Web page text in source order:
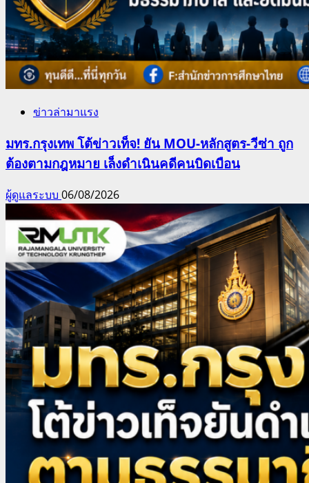
ข่าวล่ามาแรง
มทร.กรุงเทพ โต้ข่าวเท็จ! ยัน MOU-หลักสูตร-วีซ่า ถูก
ต้องตามกฎหมาย เล็งดำเนินคดีคนบิดเบือน
ผู้ดูแลระบบ 06/08/2026